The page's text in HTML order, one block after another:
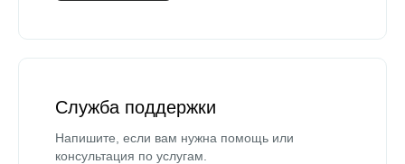
Служба поддержки
Напишите, если вам нужна помощь или
консультация по услугам.